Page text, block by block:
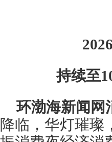
持续至
环渤海新闻网
降临，华灯璀璨